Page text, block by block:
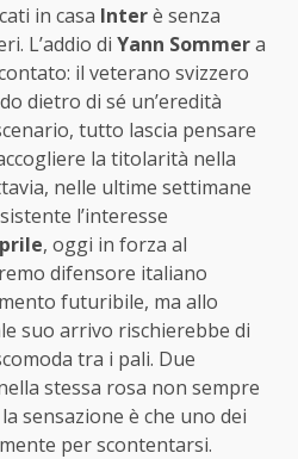
in casa Interè senza
L’addio di Yann Sommera
il veterano svizzero
dietro di sé un’eredità
tutto lascia pensare
la titolarità nella
nelle ultime settimane
l’interesse
, oggi in forza al
difensore italiano
futuribile, ma allo
suo arrivo rischierebbe di
tra i pali. Due
stessa rosa non sempre
sensazione è che uno dei
per scontentarsi.